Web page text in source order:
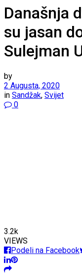
Današnja
su jasan
Sulejman
by
2 Augusta, 2020
in Sandžak, Svijet
0
3.2k
VIEWS
Podeli na Facebook